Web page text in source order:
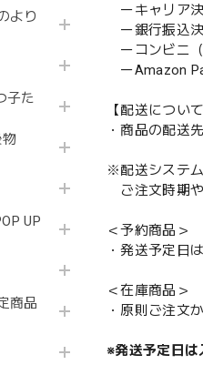
より
子た
UP
商品
ーキャリア
ー銀行振込
ーコンビニ
ーAmazon
【配送について
・商品の配送
※配送システ
ご注文時期や
＜予約商品＞
・発送予定日
＜在庫商品＞
・原則ご注文
※発送予定日は